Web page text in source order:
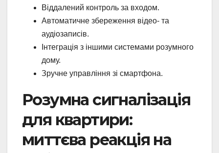
Віддалений контроль за входом.
Автоматичне збереження відео- та
аудіозаписів.
Інтеграція з іншими системами розумного
дому.
Зручне управління зі смартфона.
Розумна сигналізація
для квартири:
миттєва реакція на